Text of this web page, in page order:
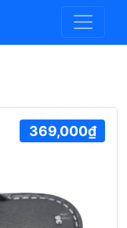
369,000₫